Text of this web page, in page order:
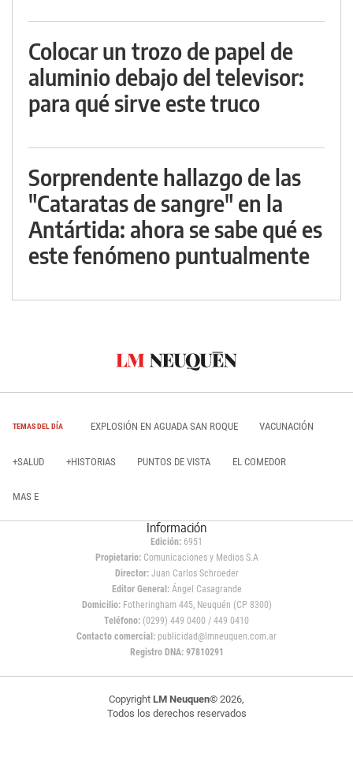
Colocar un trozo de papel de
aluminio debajo del televisor:
para qué sirve este truco
Sorprendente hallazgo de las
"Cataratas de sangre" en la
Antártida: ahora se sabe qué es
este fenómeno puntualmente
TEMAS DEL DÍA EXPLOSIÓN EN AGUADA SAN ROQUE VACUNACIÓN
+SALUD +HISTORIAS PUNTOS DE VISTA EL COMEDOR
MAS E
Información
Edición: 6951
Propietario:Comunicaciones y Medios S.A
Director: Juan Carlos Schroeder
Editor General:Ángel Casagrande
Domicilio:Fotheringham 445, Neuquén (CP 8300)
Teléfono: (0299) 449 0400 / 449 0410
Contacto comercial: publicidad@lmneuquen.com.ar
Registro DNA: 97810291
Copyright LM Neuquen© 2026,
Todos los derechos reservados